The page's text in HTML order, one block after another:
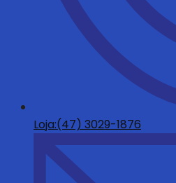
Loja:(47) 3029-1876